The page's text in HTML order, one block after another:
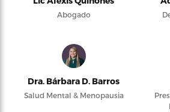
Abogado
Dra. Bárbara D. Barros
Salud Mental & Menopausia